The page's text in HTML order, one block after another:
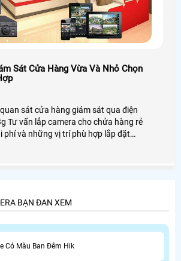
Sát Cửa Hàng Vừa Và Nhỏ Chọn
sát cửa hàng giám sát qua điện
Tư vấn lắp camera cho chửa hàng rẻ
phí và những vị trí phù hợp lắp đặt
BẠN ĐAN XEM
Có Màu Ban Đêm Hik